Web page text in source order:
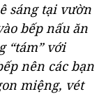
sáng tại vườn
bếp nấu ăn
“tám” với
nên các bạn
miệng, vét